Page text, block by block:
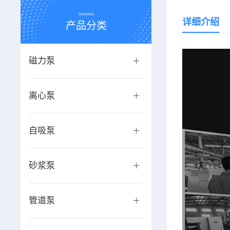
产品分类
磁力泵
离心泵
自吸泵
砂浆泵
管道泵
详细介绍